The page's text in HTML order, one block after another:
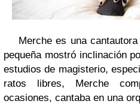
Merche es una cantautora
pequeña mostró inclinación
estudios de magisterio,
ratos libres, Merche
ocasiones, cantaba en una